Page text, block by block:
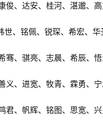
俊、达安、桂河、湛邈、
世、铭佩、锐琛、希宏、华
骞、骐亮、志晨、希辰、
义、进宽、牧青、霖勇、
君、帆辉、铭图、思宽、兴